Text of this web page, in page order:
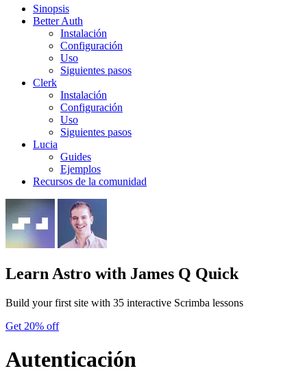
Sinopsis
Better Auth
Instalación
Configuración
Uso
Siguientes pasos
Clerk
Instalación
Configuración
Uso
Siguientes pasos
Lucia
Guides
Ejemplos
Recursos de la comunidad
Learn Astro with James Q Quick
Build your first site with 35 interactive Scrimba lessons
Get 20% off
Autenticación